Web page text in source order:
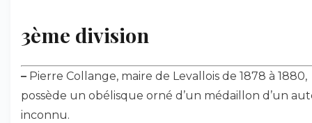
3ème division
– Pierre Collange, maire de Levallois de 1878 à 1880,
possède un obélisque orné d’un médaillon d’un
inconnu.